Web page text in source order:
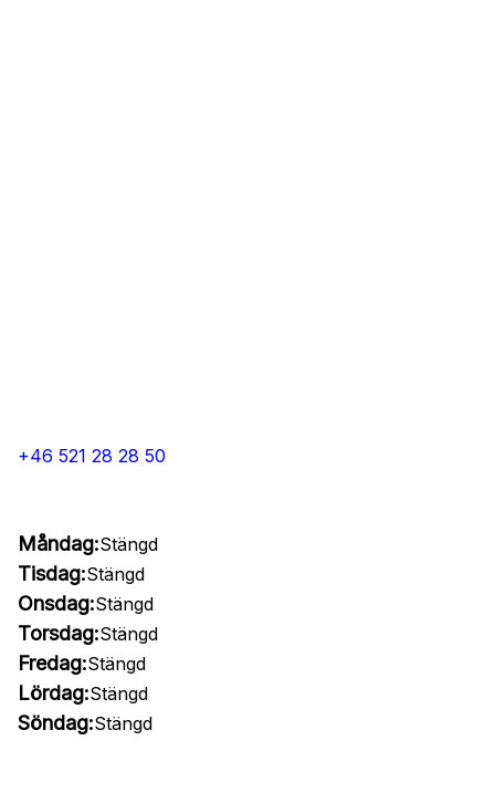
+46 521 28 28 50
Måndag:Stängd
Tisdag:Stängd
Onsdag:Stängd
Torsdag:Stängd
Fredag:Stängd
Lördag:Stängd
Söndag:Stängd